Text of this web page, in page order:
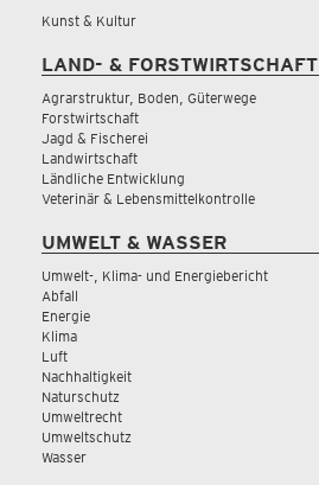
Kunst & Kultur
LAND- & FORSTWIRTSCHAFT
Agrarstruktur, Boden, Güterwege
Forstwirtschaft
Jagd & Fischerei
Landwirtschaft
Ländliche Entwicklung
Veterinär & Lebensmittelkontrolle
UMWELT & WASSER
Umwelt-, Klima- und Energiebericht
Abfall
Energie
Klima
Luft
Nachhaltigkeit
Naturschutz
Umweltrecht
Umweltschutz
Wasser